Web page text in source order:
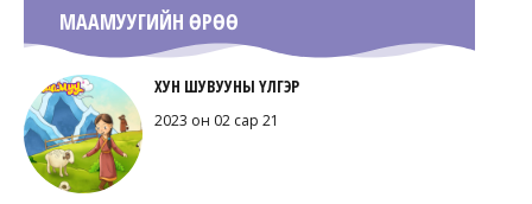
МААМУУГИЙН ӨРӨӨ
ХУН ШУВУУНЫ ҮЛГЭР
2023 он 02 сар 21